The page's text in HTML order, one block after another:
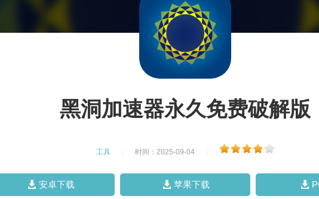
黑洞加速器永久免费破解版
工具 时间：2025-09-04
安卓下载 苹果下载